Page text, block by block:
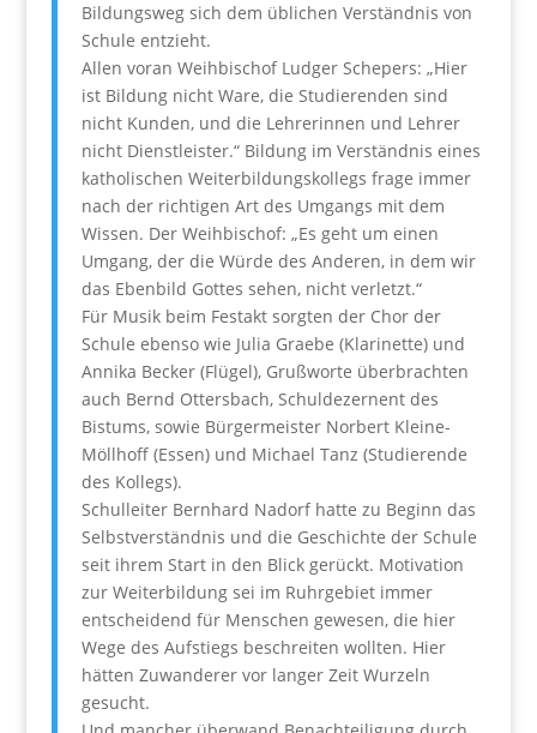
Bildungsweg sich dem üblichen Verständnis von
Schule entzieht.
Allen voran Weihbischof Ludger Schepers: „Hier
ist Bildung nicht Ware, die Studierenden sind
nicht Kunden, und die Lehrerinnen und Lehrer
nicht Dienstleister.“ Bildung im Verständnis eines
katholischen Weiterbildungskollegs frage immer
nach der richtigen Art des Umgangs mit dem
Wissen. Der Weihbischof: „Es geht um einen
Umgang, der die Würde des Anderen, in dem wir
das Ebenbild Gottes sehen, nicht verletzt.“
Für Musik beim Festakt sorgten der Chor der
Schule ebenso wie Julia Graebe (Klarinette) und
Annika Becker (Flügel), Grußworte überbrachten
auch Bernd Ottersbach, Schuldezernent des
Bistums, sowie Bürgermeister Norbert Kleine-
Möllhoff (Essen) und Michael Tanz (Studierende
des Kollegs).
Schulleiter Bernhard Nadorf hatte zu Beginn das
Selbstverständnis und die Geschichte der Schule
seit ihrem Start in den Blick gerückt. Motivation
zur Weiterbildung sei im Ruhrgebiet immer
entscheidend für Menschen gewesen, die hier
Wege des Aufstiegs beschreiten wollten. Hier
hätten Zuwanderer vor langer Zeit Wurzeln
gesucht.